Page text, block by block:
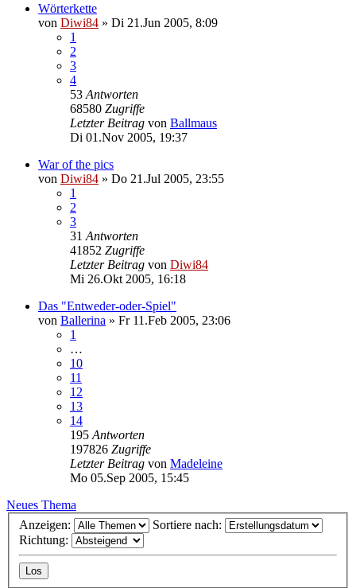
Wörterkette
von Diwi84 » Di 21.Jun 2005, 8:09
1
2
3
4
53 Antworten
68580 Zugriffe
Letzter Beitrag von Ballmaus
Di 01.Nov 2005, 19:37
War of the pics
von Diwi84 » Do 21.Jul 2005, 23:55
1
2
3
31 Antworten
41852 Zugriffe
Letzter Beitrag von Diwi84
Mi 26.Okt 2005, 16:18
Das "Entweder-oder-Spiel"
von Ballerina » Fr 11.Feb 2005, 23:06
1
…
10
11
12
13
14
195 Antworten
197826 Zugriffe
Letzter Beitrag von Madeleine
Mo 05.Sep 2005, 15:45
Neues Thema
Anzeigen:
Sortiere nach:
Richtung: